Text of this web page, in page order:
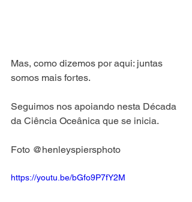
Mas, como dizemos por aqui: juntas
somos mais fortes.
Seguimos nos apoiando nesta Década
da Ciência Oceânica que se inicia.
Foto @henleyspiersphoto
https://youtu.be/bGfo9P7fY2M